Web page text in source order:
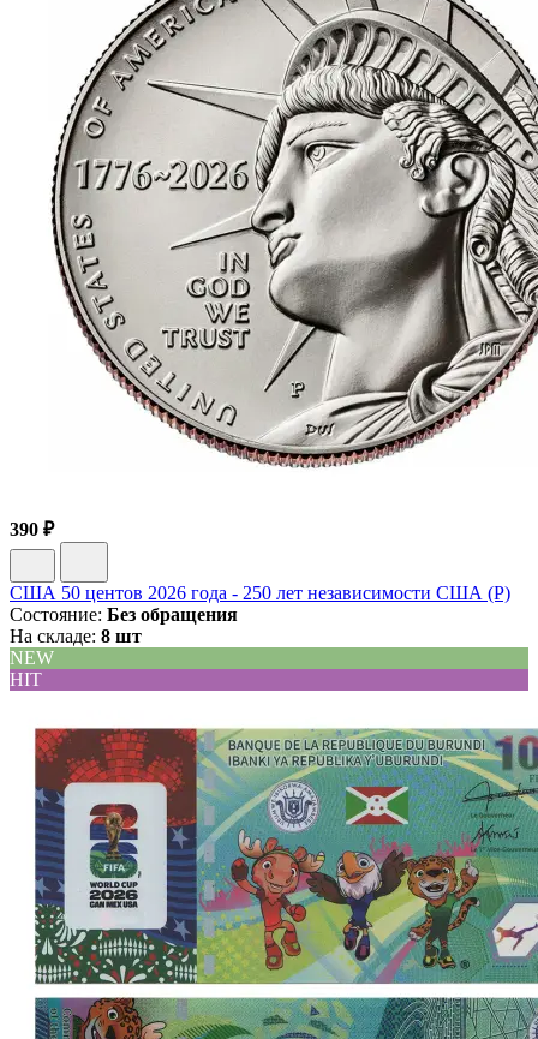
390 ₽
США 50 центов 2026 года - 250 лет независимости США (P)
Состояние: Без обращения
На складе: 8 шт
NEW
HIT